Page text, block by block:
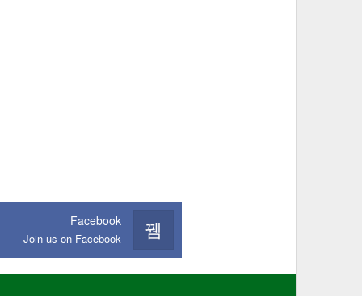
Facebook
Join us on Facebook